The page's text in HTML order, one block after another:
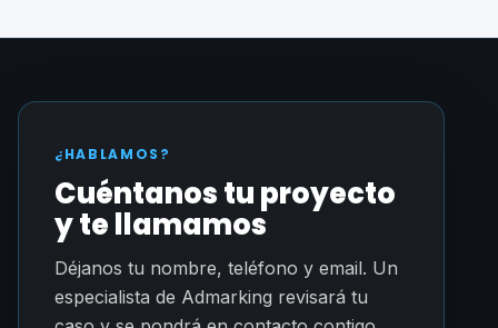
¿HABLAMOS?
Cuéntanos tu proyecto
y te llamamos
Déjanos tu nombre, teléfono y email. Un
especialista de Admarking revisará tu